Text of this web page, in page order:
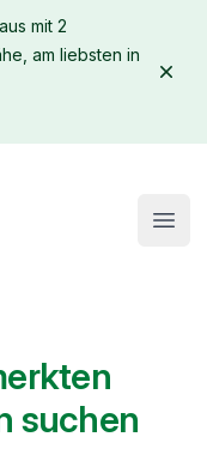
mit 2
am liebsten in
suchen